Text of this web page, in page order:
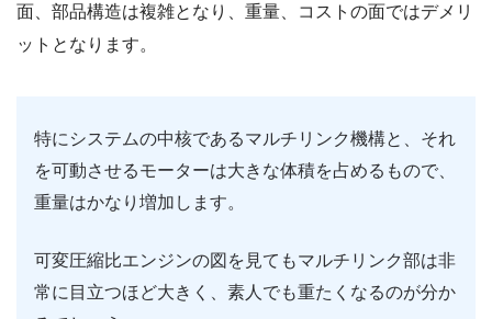
面、部品構造は複雑となり、重量、コストの面ではデメリ
ットとなります。
特にシステムの中核であるマルチリンク機構と、それ
を可動させるモーターは大きな体積を占めるもので、
重量はかなり増加します。
可変圧縮比エンジンの図を見てもマルチリンク部は非
常に目立つほど大きく、素人でも重たくなるのが分か